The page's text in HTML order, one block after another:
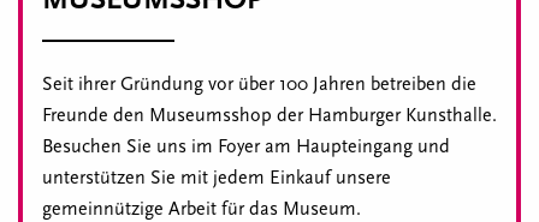
Seit ihrer Gründung vor über 100 Jahren betreiben die
Freunde den Museumsshop der Hamburger Kunsthalle.
Besuchen Sie uns im Foyer am Haupteingang und
unterstützen Sie mit jedem Einkauf unsere
gemeinnützige Arbeit für das Museum.